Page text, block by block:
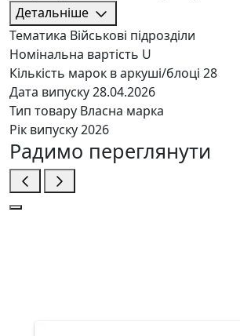
Детальніше
Тематика Військові підрозділи
Номінальна вартість U
Кількість марок в аркуші/блоці 28
Дата випуску28.04.2026
Тип товару Власна марка
Рік випуску2026
Радимо переглянути